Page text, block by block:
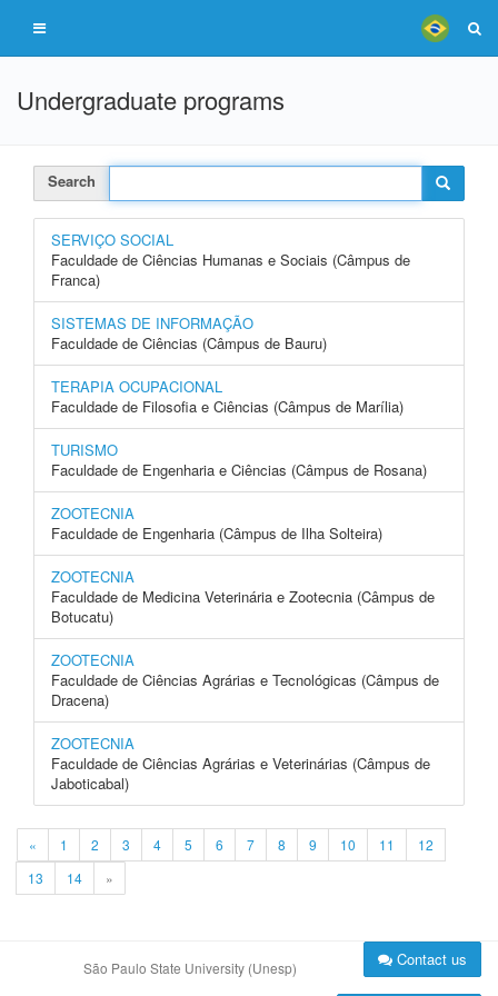
Undergraduate programs
Search
SERVIÇO SOCIAL
Faculdade de Ciências Humanas e Sociais (Câmpus de
Franca)
SISTEMAS DE INFORMAÇÃO
Faculdade de Ciências (Câmpus de Bauru)
TERAPIA OCUPACIONAL
Faculdade de Filosofia e Ciências (Câmpus de Marília)
TURISMO
Faculdade de Engenharia e Ciências (Câmpus de Rosana)
ZOOTECNIA
Faculdade de Engenharia (Câmpus de Ilha Solteira)
ZOOTECNIA
Faculdade de Medicina Veterinária e Zootecnia (Câmpus de
Botucatu)
ZOOTECNIA
Faculdade de Ciências Agrárias e Tecnológicas (Câmpus de
Dracena)
ZOOTECNIA
Faculdade de Ciências Agrárias e Veterinárias (Câmpus de
Jaboticabal)
« 1 2 3 4 5 6 7 8 9 10 11
12
13
14 »
São Paulo State University (Unesp) Contact us